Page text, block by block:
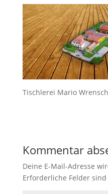
Tischlerei Mario Wrensch
Kommentar
Deine E-Mail-Adresse
Erforderliche Felder